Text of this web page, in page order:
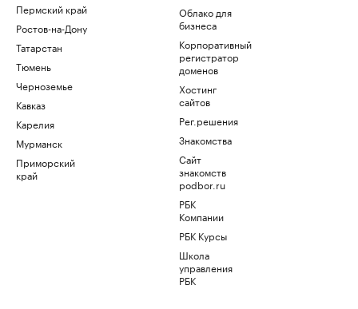
Пермский край
Ростов-на-Дону
Татарстан
Тюмень
Черноземье
Кавказ
Карелия
Мурманск
Приморский
край
Облако для
бизнеса
Корпоративный
регистратор
доменов
Хостинг
сайтов
Рег.решения
Знакомства
Сайт
знакомств
podbor.ru
РБК
Компании
РБК Курсы
Школа
управления
РБК